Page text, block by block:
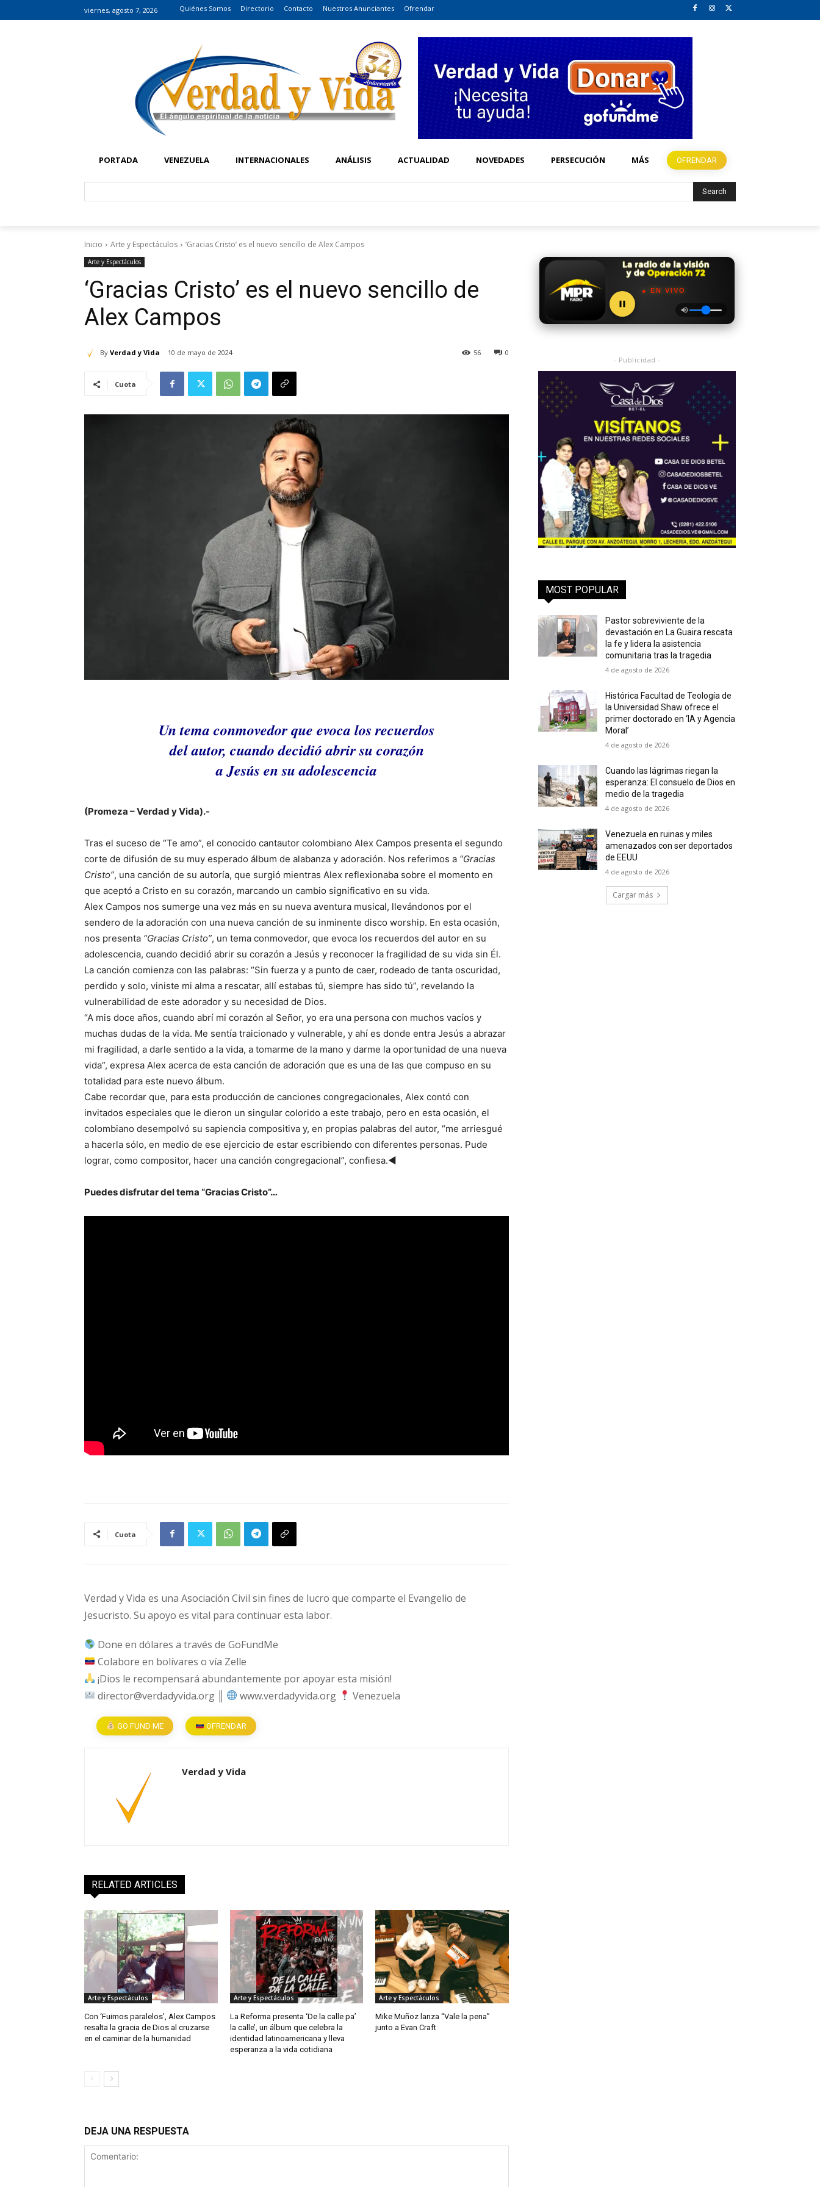
viernes, agosto 7, 2026 Quiénes Somos Directorio Contacto Nuestros Anunciantes Ofrendar
PORTADA VENEZUELA INTERNACIONALES ANÁLISIS ACTUALIDAD NOVEDADES PERSECUCIÓN MÁS OFRENDAR
Search
Inicio Arte y Espectáculos ‘Gracias Cristo’ es el nuevo sencillo de Alex Campos
Arte y Espectáculos
‘Gracias Cristo’ es el nuevo sencillo de
Alex Campos
By Verdad y Vida 10 de mayo de 2024 0
56
Cuota
Un tema conmovedor que evoca los recuerdos
del autor, cuando decidió abrir su corazón
a Jesús en su adolescencia
(Promeza – Verdad y Vida).-
Tras el suceso de “Te amo”, el conocido cantautor colombiano Alex Campos presenta el segundo
corte de difusión de su muy esperado álbum de alabanza y adoración. Nos referimos a “Gracias
Cristo”, una canción de su autoría, que surgió mientras Alex reflexionaba sobre el momento en
que aceptó a Cristo en su corazón, marcando un cambio significativo en su vida.
Alex Campos nos sumerge una vez más en su nueva aventura musical, llevándonos por el
sendero de la adoración con una nueva canción de su inminente disco worship. En esta ocasión,
nos presenta “Gracias Cristo”, un tema conmovedor, que evoca los recuerdos del autor en su
adolescencia, cuando decidió abrir su corazón a Jesús y reconocer la fragilidad de su vida sin Él.
La canción comienza con las palabras: “Sin fuerza y a punto de caer, rodeado de tanta oscuridad,
perdido y solo, viniste mi alma a rescatar, allí estabas tú, siempre has sido tú”, revelando la
vulnerabilidad de este adorador y su necesidad de Dios.
“A mis doce años, cuando abrí mi corazón al Señor, yo era una persona con muchos vacíos y
muchas dudas de la vida. Me sentía traicionado y vulnerable, y ahí es donde entra Jesús a abrazar
mi fragilidad, a darle sentido a la vida, a tomarme de la mano y darme la oportunidad de una nueva
vida”, expresa Alex acerca de esta canción de adoración que es una de las que compuso en su
totalidad para este nuevo álbum.
Cabe recordar que, para esta producción de canciones congregacionales, Alex contó con
invitados especiales que le dieron un singular colorido a este trabajo, pero en esta ocasión, el
colombiano desempolvó su sapiencia compositiva y, en propias palabras del autor, “me arriesgué
a hacerla sólo, en medio de ese ejercicio de estar escribiendo con diferentes personas. Pude
lograr, como compositor, hacer una canción congregacional”, confiesa.◄
Puedes disfrutar del tema “Gracias Cristo”…
Cuota
Verdad y Vida es una Asociación Civil sin fines de lucro que comparte el Evangelio de
Jesucristo. Su apoyo es vital para continuar esta labor.
Done en dólares a través de GoFundMe
Colabore en bolívares o vía Zelle
¡Dios le recompensará abundantemente por apoyar esta misión!
director@verdadyvida.org ║
www.verdadyvida.org Venezuela
GO FUND ME OFRENDAR
Verdad y Vida
RELATED ARTICLES
Arte y Espectáculos
Con ‘Fuimos paralelos’, Alex Campos
resalta la gracia de Dios al cruzarse
en el caminar de la humanidad
Arte y Espectáculos
La Reforma presenta ‘De la calle pa’
la calle’, un álbum que celebra la
identidad latinoamericana y lleva
esperanza a la vida cotidiana
Arte y Espectáculos
Mike Muñoz lanza “Vale la pena”
junto a Evan Craft
DEJA UNA RESPUESTA
● EN VIVO
- Publicidad -
MOST POPULAR
Pastor sobreviviente de la
devastación en La Guaira rescata
la fe y lidera la asistencia
comunitaria tras la tragedia
4 de agosto de 2026
Histórica Facultad de Teología de
la Universidad Shaw ofrece el
primer doctorado en ‘IA y Agencia
Moral’
4 de agosto de 2026
Cuando las lágrimas riegan la
esperanza: El consuelo de Dios en
medio de la tragedia
4 de agosto de 2026
Venezuela en ruinas y miles
amenazados con ser deportados
de EEUU
4 de agosto de 2026
Cargar más